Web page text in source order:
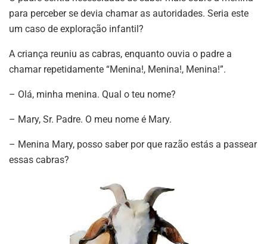
para perceber se devia chamar as autoridades. Seria este
um caso de exploração infantil?
A criança reuniu as cabras, enquanto ouvia o padre a
chamar repetidamente “Menina!, Menina!, Menina!”.
– Olá, minha menina. Qual o teu nome?
– Mary, Sr. Padre. O meu nome é Mary.
– Menina Mary, posso saber por que razão estás a passear
essas cabras?